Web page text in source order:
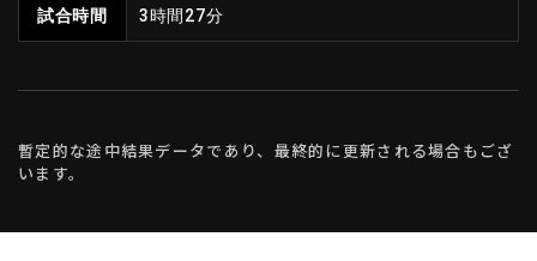
試合時間 3時間27分
暫定的な途中結果データであり、最終的に更新される場合もござ
います。